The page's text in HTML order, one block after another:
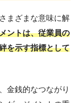
まざまな意味に解
ントは、従業員の
を示す指標として
金銭的なつながり